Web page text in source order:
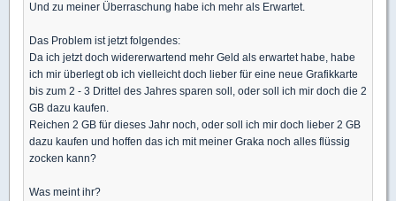
Und zu meiner Überraschung habe ich mehr als Erwartet.
Das Problem ist jetzt folgendes:
Da ich jetzt doch widererwartend mehr Geld als erwartet habe, habe
ich mir überlegt ob ich vielleicht doch lieber für eine neue Grafikkarte
bis zum 2 - 3 Drittel des Jahres sparen soll, oder soll ich mir doch die 2
GB dazu kaufen.
Reichen 2 GB für dieses Jahr noch, oder soll ich mir doch lieber 2 GB
dazu kaufen und hoffen das ich mit meiner Graka noch alles flüssig
zocken kann?
Was meint ihr?